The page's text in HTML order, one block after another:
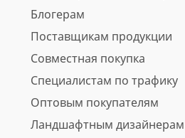
Блогерам
Поставщикам продукции
Совместная покупка
Специалистам по трафику
Оптовым покупателям
Ландшафтным дизайнерам